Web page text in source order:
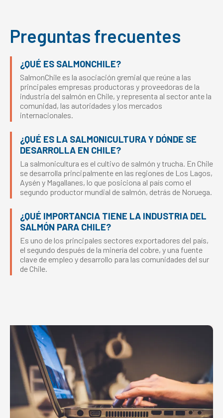
Preguntas frecuentes
¿QUÉ ES SALMONCHILE?
SalmonChile es la asociación gremial que reúne a las
principales empresas productoras y proveedoras de la
industria del salmón en Chile, y representa al sector ante la
comunidad, las autoridades y los mercados
internacionales.
¿QUÉ ES LA SALMONICULTURA Y DÓNDE SE
DESARROLLA EN CHILE?
La salmonicultura es el cultivo de salmón y trucha. En Chile
se desarrolla principalmente en las regiones de Los Lagos,
Aysén y Magallanes, lo que posiciona al país como el
segundo productor mundial de salmón, detrás de Noruega.
¿QUÉ IMPORTANCIA TIENE LA INDUSTRIA DEL
SALMÓN PARA CHILE?
Es uno de los principales sectores exportadores del país,
el segundo después de la minería del cobre, y una fuente
clave de empleo y desarrollo para las comunidades del sur
de Chile.